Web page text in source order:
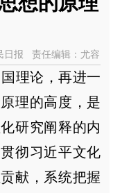
日报 责任编辑：尤容
理论，再进一
理的高度，是
研究阐释的内
彻习近平文化
献，系统把握